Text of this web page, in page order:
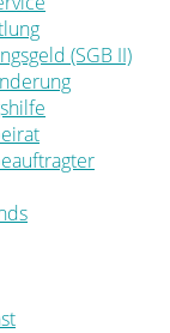
(SGB II)